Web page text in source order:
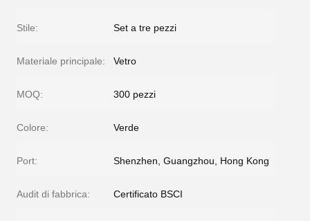
Stile: Set a tre pezzi
Materiale principale: Vetro
MOQ: 300 pezzi
Colore: Verde
Port: Shenzhen, Guangzhou, Hong Kong
Audit di fabbrica: Certificato BSCI